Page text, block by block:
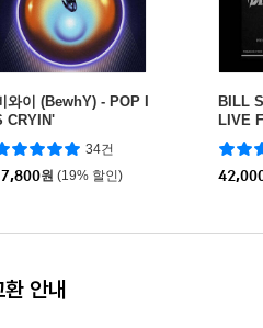
와이 (BewhY) - POP I
CRYIN'
34건
원 (19% 할인)
BILL
LIVE
(카세
안내